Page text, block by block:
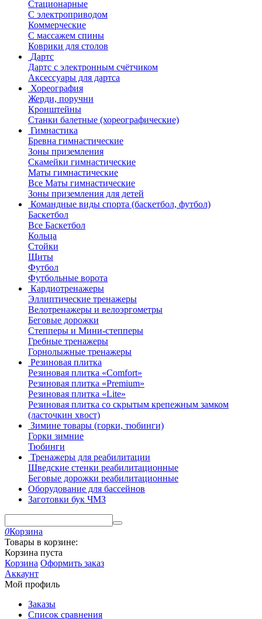
Стационарные
С электроприводом
Коммерческие
С массажем спины
Коврики для столов
Дартс
Дартс с электронным счётчиком
Аксессуары для дартса
Хореография
Жерди, поручни
Кронштейны
Станки балетные (хореографические)
Гимнастика
Бревна гимнастические
Зоны приземления
Скамейки гимнастические
Маты гимнастические
Все Маты гимнастические
Зоны приземления для детей
Командные виды спорта (баскетбол, футбол)
Баскетбол
Все Баскетбол
Кольца
Стойки
Щиты
Футбол
Футбольные ворота
Кардиотренажеры
Эллиптические тренажеры
Велотренажеры и велоэргометры
Беговые дорожки
Степперы и Мини-степперы
Гребные тренажеры
Горнолыжные тренажеры
Резиновая плитка
Резиновая плитка «Comfort»
Резиновая плитка «Premium»
Резиновая плитка «Lite»
Резиновая плитка со скрытым крепежным замком
(ласточкин хвост)
Зимине товары (горки, тюбинги)
Горки зимние
Тюбинги
Тренажеры для реабилитации
Шведские стенки реабилитационные
Беговые дорожки реабилитационные
Оборудование для бассейнов
Заготовки бук ЧМЗ
0Корзина
Товары в корзине:
Корзина пуста
Корзина Оформить заказ
Аккаунт
Мой профиль
Заказы
Список сравнения